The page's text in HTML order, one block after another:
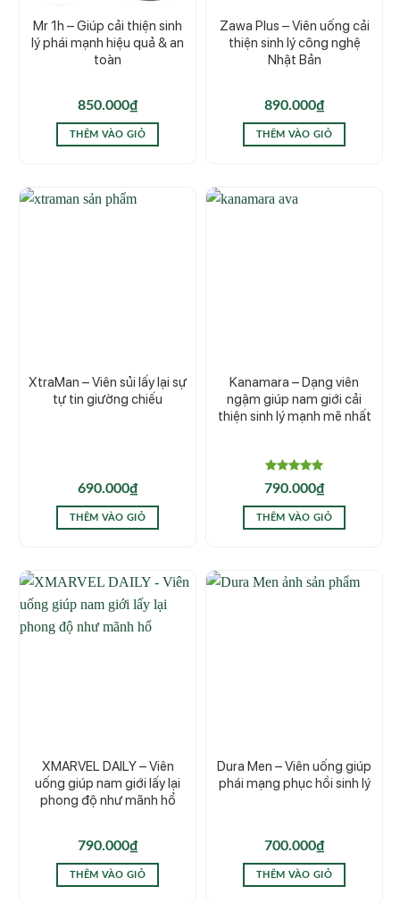
Mr 1h – Giúp cải thiện sinh
lý phái mạnh hiệu quả & an
toàn
850.000₫
THÊM VÀO GIỎ
Zawa Plus – Viên uống cải
thiện sinh lý công nghệ
Nhật Bản
890.000₫
THÊM VÀO GIỎ
XtraMan – Viên sủi lấy lại sự
tự tin giường chiếu
690.000₫
THÊM VÀO GIỎ
Kanamara – Dạng viên
ngậm giúp nam giới cải
thiện sinh lý mạnh mẽ nhất
Được xếp
hạng5.00
5 sao
790.000₫
THÊM VÀO GIỎ
XMARVEL DAILY – Viên
uống giúp nam giới lấy lại
phong độ như mãnh hổ
790.000₫
THÊM VÀO GIỎ
Dura Men – Viên uống giúp
phái mạng phục hồi sinh lý
700.000₫
THÊM VÀO GIỎ